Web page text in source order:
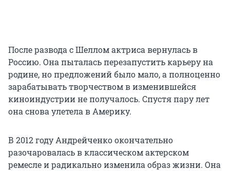
После развода с Шеллом актриса вернулась в
Россию. Она пыталась перезапустить карьеру на
родине, но предложений было мало, а полноценно
зарабатывать творчеством в изменившейся
киноиндустрии не получалось. Спустя пару лет
она снова улетела в Америку.
В 2012 году Андрейченко окончательно
разочаровалась в классическом актерском
ремесле и радикально изменила образ жизни. Она